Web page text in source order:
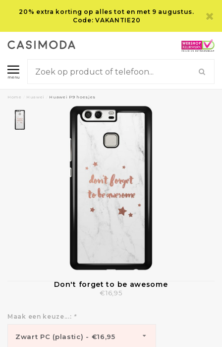
20% extra korting op alles tot en met 9 augustus.
Code: VAKANTIE20
menu
Home Huawei Huawei P9 hoesjes
Don't forget to be awesome
€16,95
Maak een keuze...: *
Zwart PC (plastic) - €16,95